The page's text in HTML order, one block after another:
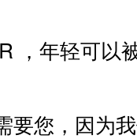
，年轻可以
要您，因为